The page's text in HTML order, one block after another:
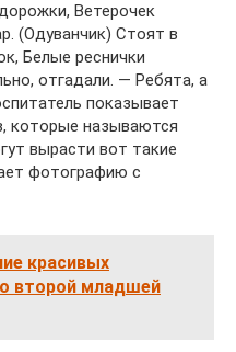
Ветерочек
(Одуванчик) Стоят в
Белые реснички
отгадали. — Ребята, а
показывает
которые называются
вырасти вот такие
фотографию с
красивых
второй младшей